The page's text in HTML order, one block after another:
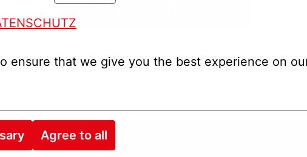
ensure that we give you the best experience on
Agree to all
Кандидатствайте
Разделяне на работа